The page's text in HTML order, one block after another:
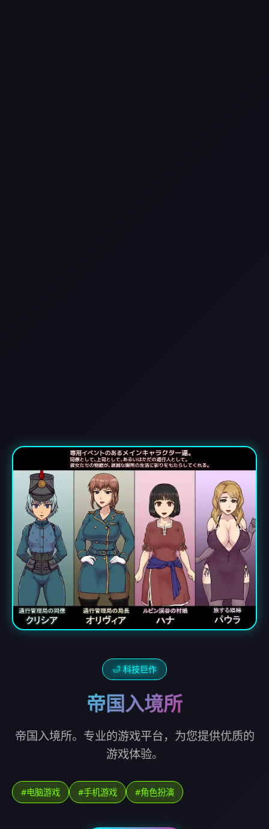
🛁 科技巨作
帝国入境所
帝国入境所。专业的游戏平台，为您提供优质的
游戏体验。
#电脑游戏 #手机游戏 #角色扮演